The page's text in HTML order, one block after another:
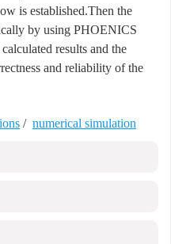
is established.Then the
by using PHOENICS
results and the
and reliability of the
/ numerical simulation